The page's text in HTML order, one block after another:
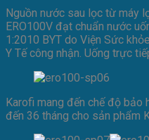
Nguồn nước sau lọc từ máy
ERO100V đạt chuẩn nước
1:2010 BYT do Viện Sức
Y Tế công nhận. Uống trực
Karofi mang đến chế độ bảo
đến 36 tháng cho sản phẩm